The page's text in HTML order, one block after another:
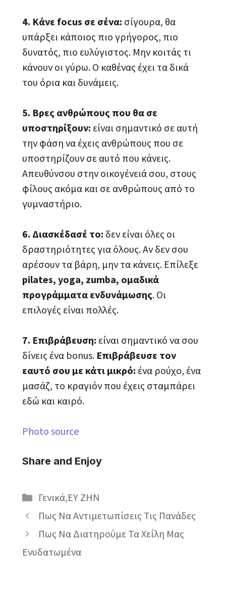
4. Κάνε focus σε σένα: σίγουρα, θα
υπάρξει κάποιος πιο γρήγορος, πιο
δυνατός, πιο ευλύγιστος. Μην κοιτάς τι
κάνουν οι γύρω. Ο καθένας έχει τα δικά
του όρια και δυνάμεις.
5. Βρες ανθρώπους που θα σε
υποστηρίξουν: είναι σημαντικό σε αυτή
την φάση να έχεις ανθρώπους που σε
υποστηρίζουν σε αυτό που κάνεις.
Απευθύνσου στην οικογένειά σου, στους
φίλους ακόμα και σε ανθρώπους από το
γυμναστήριο.
6. Διασκέδασέ το: δεν είναι όλες οι
δραστηριότητες για όλους. Αν δεν σου
αρέσουν τα βάρη, μην τα κάνεις. Επίλεξε
pilates, yoga, zumba, ομαδικά
προγράμματα ενδυνάμωσης. Οι
επιλογές είναι πολλές.
7. Επιβράβευση: είναι σημαντικό να σου
δίνεις ένα bonus. Επιβράβευσε τον
εαυτό σου με κάτι μικρό: ένα ρούχο, ένα
μασάζ, το κραγιόν που έχεις σταμπάρει
εδώ και καιρό.
Photo source
Share and Enjoy
Κατηγορίες
Γενικά,ΕΥ ΖΗΝ
Πως Να Αντιμετωπίσεις Τις Πανάδες
Πως Να Διατηρούμε Τα Χείλη Μας
Ενυδατωμένα